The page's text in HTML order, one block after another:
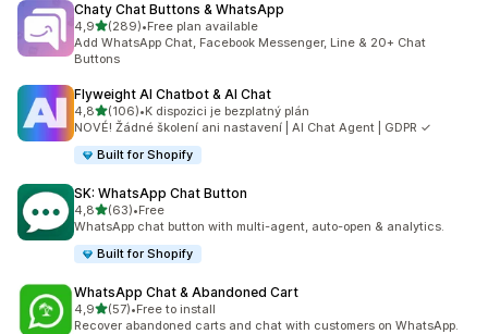
Chaty Chat Buttons & WhatsApp
4,9z 5 hvězd
(289)
Celkový počet recenzí: 289
•Free plan available
Add WhatsApp Chat, Facebook Messenger, Line & 20+ Chat
Buttons
Flyweight AI Chatbot & AI Chat
4,8z 5 hvězd
(106)
Celkový počet recenzí: 106
•K dispozici je bezplatný plán
NOVÉ! Žádné školení ani nastavení | AI Chat Agent | GDPR ✓
Built for Shopify
SK: WhatsApp Chat Button
4,8z 5 hvězd
(63)
Celkový počet recenzí: 63
•Free
WhatsApp chat button with multi-agent, auto-open & analytics.
Built for Shopify
WhatsApp Chat & Abandoned Cart
4,9z 5 hvězd
(57)
Celkový počet recenzí: 57
•Free to install
Recover abandoned carts and chat with customers on WhatsApp.